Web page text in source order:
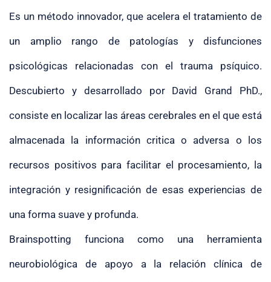
Es un método innovador, que acelera el tratamiento de
un amplio rango de patologías y disfunciones
psicológicas relacionadas con el trauma psíquico.
Descubierto y desarrollado por David Grand PhD.,
consiste en localizar las áreas cerebrales en el que está
almacenada la información critica o adversa o los
recursos positivos para facilitar el procesamiento, la
integración y resignificación de esas experiencias de
una forma suave y profunda.
Brainspotting funciona como una herramienta
neurobiológica de apoyo a la relación clínica de